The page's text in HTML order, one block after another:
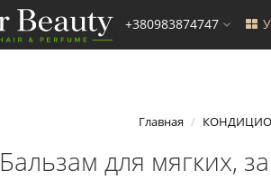
+380983874747
Главная
Бальзам для мягких,